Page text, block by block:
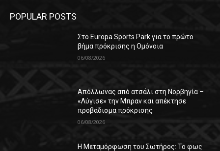
POPULAR POSTS
Στο Europa Sports Park για το πρώτο
βήμα πρόκρισης η Ομόνοια
06/08/2026
Απόλλωνας από ατσάλι στη Νορβηγία –
«Λύγισε» την Μπραν και απέκτησε
προβάδισμα πρόκρισης
06/08/2026
Η Μεταμόρφωση του Σωτήρος: Το φως